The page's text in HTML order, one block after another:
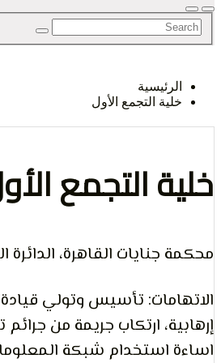
الرئيسية
خلية التجمع الأول
خلية التجمع
محكمة جنايات القاهرة، الدائرة
الاتهامات: تأسيس وتولي قيادة
إرهابية، ارتكاب جريمة من
اساءة استخدام شبكة